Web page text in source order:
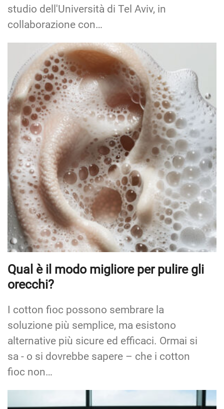
studio dell'Università di Tel Aviv, in
collaborazione con…
Qual è il modo migliore per pulire gli
orecchi?
I cotton fioc possono sembrare la
soluzione più semplice, ma esistono
alternative più sicure ed efficaci. Ormai si
sa - o si dovrebbe sapere – che i cotton
fioc non…